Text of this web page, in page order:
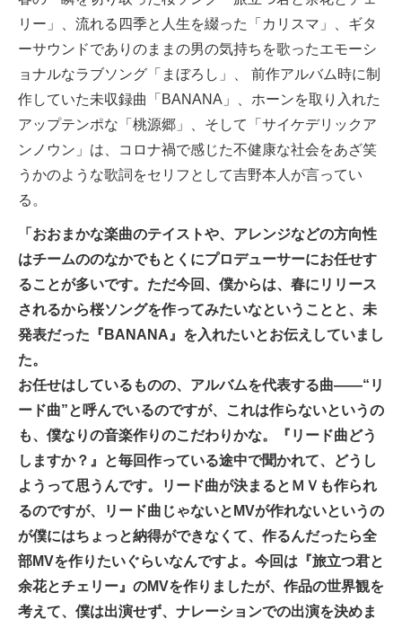
リー」、流れる四季と人生を綴った「カリスマ」、ギタ
ーサウンドでありのままの男の気持ちを歌ったエモーシ
ョナルなラブソング「まぼろし」、 前作アルバム時に制
作していた未収録曲「BANANA」、ホーンを取り入れた
アップテンポな「桃源郷」、そして「サイケデリックア
ンノウン」は、コロナ禍で感じた不健康な社会をあざ笑
うかのような歌詞をセリフとして吉野本人が言ってい
る。
「おおまかな楽曲のテイストや、アレンジなどの方向性
はチームののなかでもとくにプロデューサーにお任せす
ることが多いです。ただ今回、僕からは、春にリリース
されるから桜ソングを作ってみたいなということと、未
発表だった『BANANA』を入れたいとお伝えしていまし
た。
お任せはしているものの、アルバムを代表する曲――“リ
ード曲”と呼んでいるのですが、これは作らないというの
も、僕なりの音楽作りのこだわりかな。『リード曲どう
しますか？』と毎回作っている途中で聞かれて、どうし
ようって思うんです。リード曲が決まるとＭＶも作られ
るのですが、リード曲じゃないとMVが作れないというの
が僕にはちょっと納得ができなくて、作るんだったら全
部MVを作りたいぐらいなんですよ。今回は『旅立つ君と
余花とチェリー』のMVを作りましたが、作品の世界観を
考えて、僕は出演せず、ナレーションでの出演を決めま